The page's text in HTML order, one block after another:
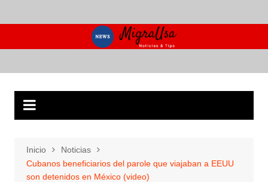
al
Inicio
Noticias
Cubanos beneficiarios del parole que viajaban a EEUU
son detenidos en México (video)